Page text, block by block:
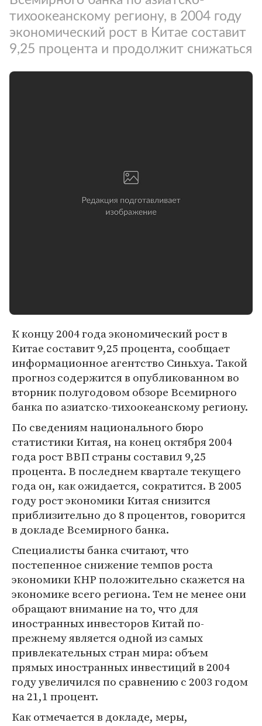
тихоокеанскому региону, в 2004 году
экономический рост в Китае составит
9,25 процента и продолжит снижаться
К концу 2004 года экономический рост в
Китае составит 9,25 процента, сообщает
информационное агентство Синьхуа. Такой
прогноз содержится в опубликованном во
вторник полугодовом обзоре Всемирного
банка по азиатско-тихоокеанскому региону.
По сведениям национального бюро
статистики Китая, на конец октября 2004
года рост ВВП страны составил 9,25
процента. В последнем квартале текущего
года он, как ожидается, сократится. В 2005
году рост экономики Китая снизится
приблизительно до 8 процентов, говорится
в докладе Всемирного банка.
Специалисты банка считают, что
постепенное снижение темпов роста
экономики КНР положительно скажется на
экономике всего региона. Тем не менее они
обращают внимание на то, что для
иностранных инвесторов Китай по-
прежнему является одной из самых
привлекательных стран мира: объем
прямых иностранных инвестиций в 2004
году увеличился по сравнению с 2003 годом
на 21,1 процент.
Как отмечается в докладе, меры,